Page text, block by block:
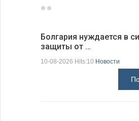
Болгария нуждается в
защиты от …
10-08-2026 Hits:10 Новости